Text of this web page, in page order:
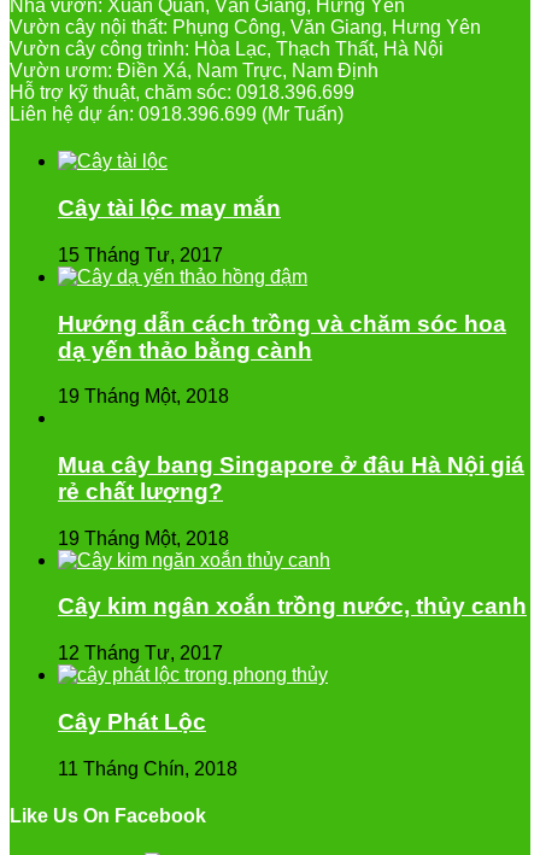
Nhà vườn: Xuân Quan, Văn Giang, Hưng Yên
Vườn cây nội thất: Phụng Công, Văn Giang, Hưng Yên
Vườn cây công trình: Hòa Lạc, Thạch Thất, Hà Nội
Vườn ươm: Điền Xá, Nam Trực, Nam Định
Hỗ trợ kỹ thuật, chăm sóc: 0918.396.699
Liên hệ dự án: 0918.396.699 (Mr Tuấn)
Cây tài lộc may mắn
15 Tháng Tư, 2017
Hướng dẫn cách trồng và chăm sóc hoa
dạ yến thảo bằng cành
19 Tháng Một, 2018
Mua cây bang Singapore ở đâu Hà Nội giá
rẻ chất lượng?
19 Tháng Một, 2018
Cây kim ngân xoắn trồng nước, thủy canh
12 Tháng Tư, 2017
Cây Phát Lộc
11 Tháng Chín, 2018
Like Us On Facebook